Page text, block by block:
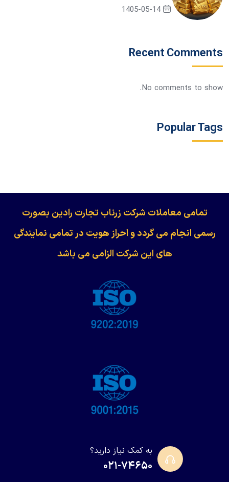
1405-05-14
Recent Comments
No comments to show.
Popular Tags
​​​​​​تمامی معاملات شرکت زرناب تجارت رادین بصورت
رسمی انجام می گردد و احراز هویت در تمامی نمایندگی
های این شرکت الزامی می باشد
به کمک نیاز دارید؟
۰۲۱-۷۴۶۵۰